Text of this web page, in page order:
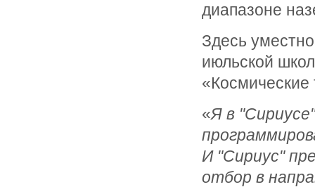
диапазоне
Здесь
июльской
«Космические
«Я в
И "Сириус"
отбор в